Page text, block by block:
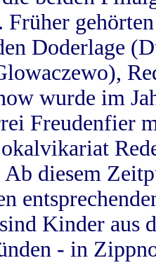
Früher
Doderlage
wurde im
Freudenfier
diesem
Kinder aus
- in